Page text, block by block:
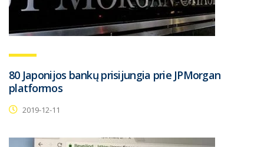
80 Japonijos bankų prisijungia prie JPMorgan
platformos
2019-12-11